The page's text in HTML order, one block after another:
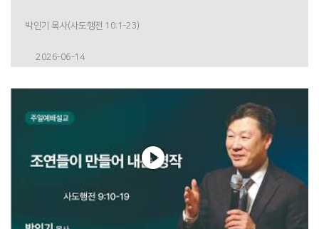
박인기 목사(사도행전 10:1-23)
2026-06-14